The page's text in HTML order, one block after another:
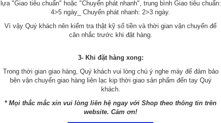
lựa "Giao tiêu chuẩn" hoặc "Chuyển phát nhanh", trung bình Giao tiêu chuẩn:
4>5 ngày_ Chuyển phát nhanh: 2>3 ngày.
Vì vậy Quý khách nên kiểm tra thật kỹ số tiền và thời gian vận chuyển để
cân nhắc trước khi đặt hàng.
3- Khi đặt hàng xong:
Trong thời gian giao hàng, Quý khách vui lòng chú ý nghe máy để đảm bảo
bên vận chuyển giao hàng liên lạc kịp thời giao sản phẩm đến tay Quý
khách.
* Mọi thắc mắc xin vui lòng liên hệ ngay với Shop theo thông tin trên
website. Cảm ơn!